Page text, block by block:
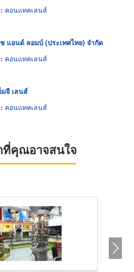
คอนแทคเลนส์
แอนด์ ลอมบ์ (ประเทศไทย) จำกัด
คอนแทคเลนส์
มจี เลนส์
คอนแทคเลนส์
คุณอาจสนใจ